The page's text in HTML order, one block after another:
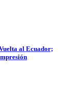
al Ecuador;